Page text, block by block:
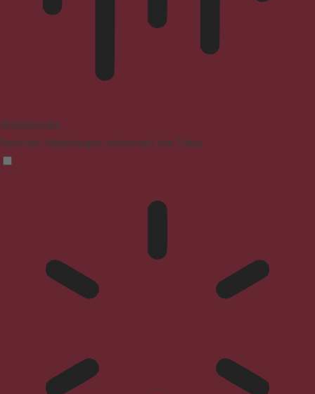
Blindenmodus
Reduziert Ablenkungen, verbessert den Fokus